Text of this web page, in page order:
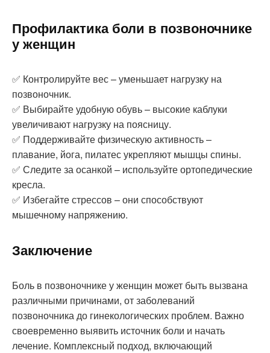
Профилактика боли в позвоночнике
у женщин
✅ Контролируйте вес – уменьшает нагрузку на
позвоночник.
✅ Выбирайте удобную обувь – высокие каблуки
увеличивают нагрузку на поясницу.
✅ Поддерживайте физическую активность –
плавание, йога, пилатес укрепляют мышцы спины.
✅ Следите за осанкой – используйте ортопедические
кресла.
✅ Избегайте стрессов – они способствуют
мышечному напряжению.
Заключение
Боль в позвоночнике у женщин может быть вызвана
различными причинами, от заболеваний
позвоночника до гинекологических проблем. Важно
своевременно выявить источник боли и начать
лечение. Комплексный подход, включающий